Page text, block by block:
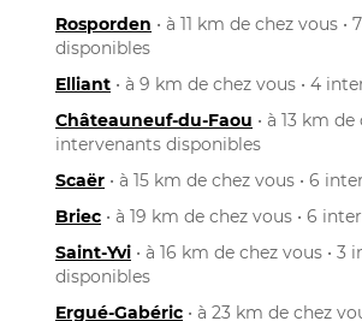
Rosporden • à 11 km de chez vous
disponibles
Elliant • à 9 km de chez vous • 4
Châteauneuf-du-Faou • à 13 km
intervenants disponibles
Scaër • à 15 km de chez vous • 6
Briec • à 19 km de chez vous • 6
Saint-Yvi • à 16 km de chez vous • 3
disponibles
Ergué-Gabéric • à 23 km de chez